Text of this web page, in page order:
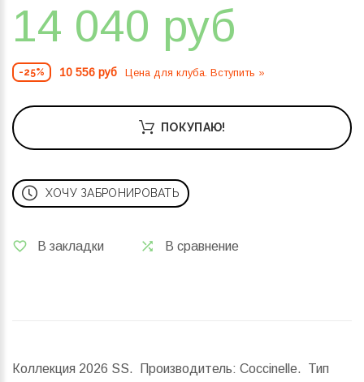
14 040 руб
-25% 10 556 руб Цена для клуба. Вступить »
ПОКУПАЮ!
ХОЧУ ЗАБРОНИРОВАТЬ
В закладки В сравнение
Коллекция 2026 SS. Производитель: Coccinelle. Тип